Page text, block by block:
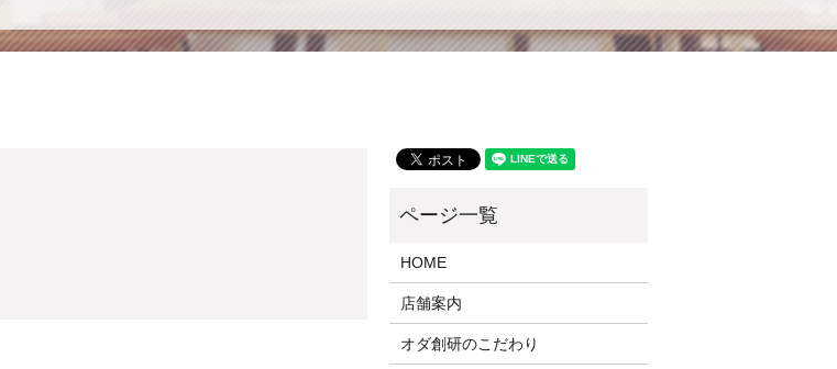
HOME
店舗案内
オダ創研のこだわり